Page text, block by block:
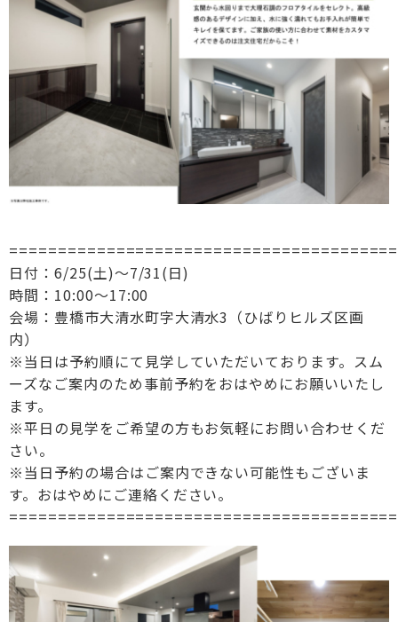
========================================
日付：6/25(土)～7/31(日)
時間：10:00〜17:00
会場：豊橋市大清水町字大清水3（ひばりヒルズ区画
内）
※当日は予約順にて見学していただいております。スム
ーズなご案内のため事前予約をおはやめにお願いいたし
ます。
※平日の見学をご希望の方もお気軽にお問い合わせくだ
さい。
※当日予約の場合はご案内できない可能性もございま
す。おはやめにご連絡ください。